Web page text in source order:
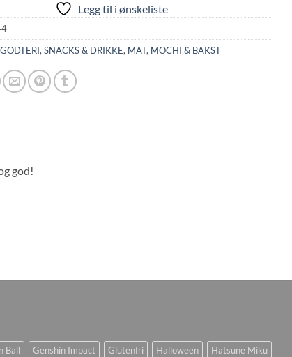
Legg til i ønskeliste
GODTERI, SNACKS & DRIKKE, MAT, MOCHI & BAKST
god!
Ball Genshin Impact Glutenfri Halloween
Hatsune Miku